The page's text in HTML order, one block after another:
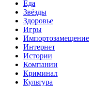
Еда
Звёзды
Здоровье
Игры
Импортозамещение
Интернет
Истории
Компании
Криминал
Культура